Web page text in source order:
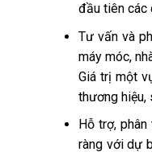
đầu tiên các
Tư vấn và
máy móc,
Giá trị một
thương hiệu,
Hỗ trợ,
ràng với dự